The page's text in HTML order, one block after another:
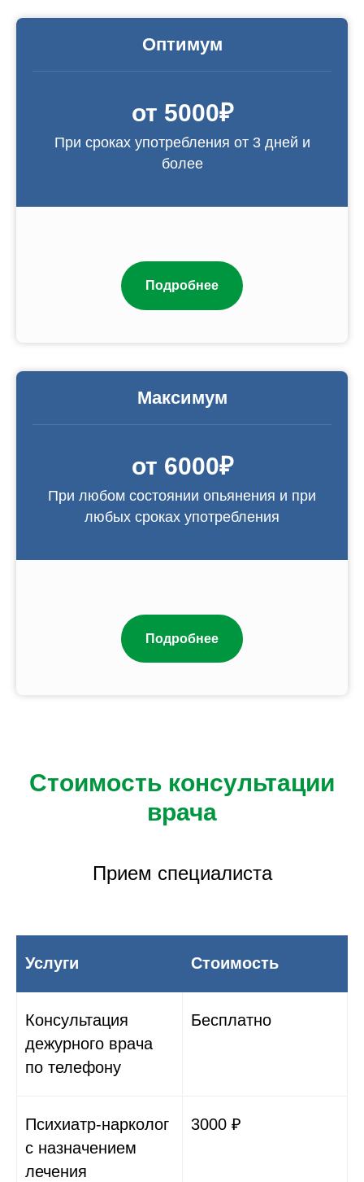
Оптимум
от 5000₽
При сроках употребления от 3 дней и
более
Подробнее
Максимум
от 6000₽
При любом состоянии опьянения и при
любых сроках употребления
Подробнее
Стоимость консультации
врача
Прием специалиста
Услуги Стоимость
Консультация
дежурного врача
по телефону
Бесплатно
Психиатр-нарколог
с назначением
лечения
3000 ₽